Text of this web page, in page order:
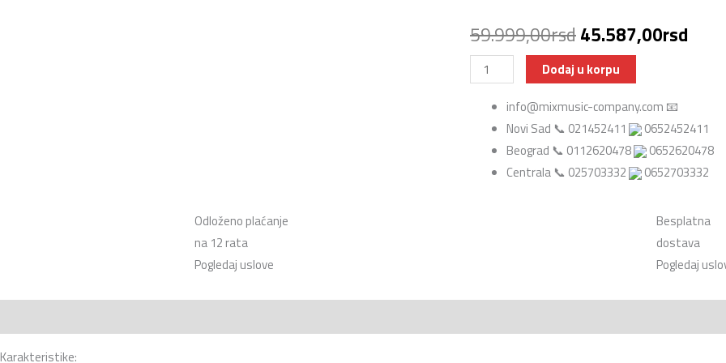
59.999,00rsdOriginalna
cena
je
bila:
59.999,00rsd.
45.587,00rsd
Sabian
Paragon
HATS
Veličina
Dodaj u korpu
info@mixmusic-company.com 📧
Novi Sad 📞 021452411
0652452411
Beograd 📞 0112620478
0652620478
Centrala 📞 025703332
0652703332
Odloženo plaćanje
na 12 rata
Pogledaj uslove
Besplatna
dostava
Pogledaj
Karakteristike: